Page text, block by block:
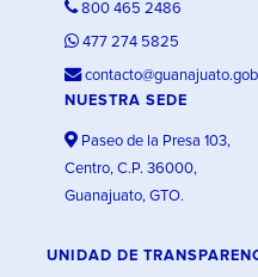
800 465 2486
477 274 5825
NUESTRA SEDE
Paseo de la Presa 103,
Centro, C.P. 36000,
Guanajuato, GTO.
UNIDAD DE